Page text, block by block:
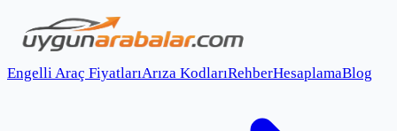
Engelli Araç FiyatlarıArıza KodlarıRehberHesaplamaBlog